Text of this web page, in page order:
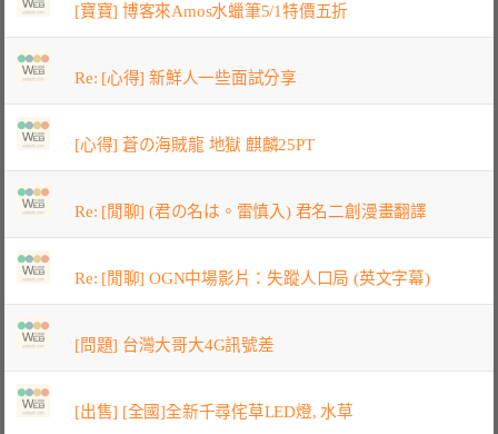
[寶寶] 博客來Amos水蠟筆5/1特價五折
Re: [心得] 新鮮人一些面試分享
[心得] 蒼の海賊龍 地獄 麒麟25PT
Re: [閒聊] (君の名は。雷慎入) 君名二創漫畫翻譯
Re: [閒聊] OGN中場影片：失蹤人口局 (英文字幕)
[問題] 台灣大哥大4G訊號差
[出售] [全國]全新千尋侘草LED燈, 水草